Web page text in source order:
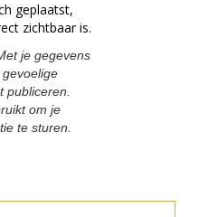
geplaatst,
zichtbaar is.
je gegevens
publiceren.
om je
te sturen.